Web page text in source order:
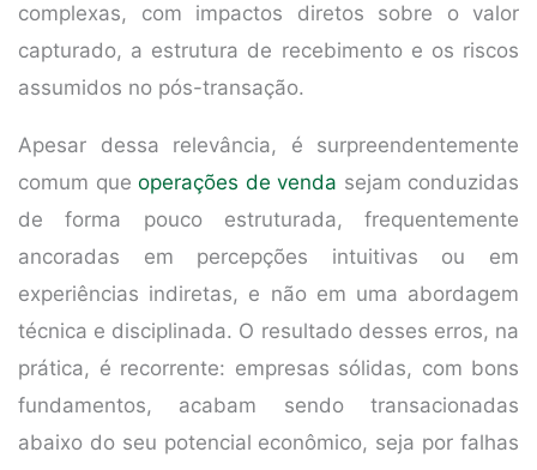
complexas, com impactos diretos sobre o valor
capturado, a estrutura de recebimento e os riscos
assumidos no pós-transação.
Apesar dessa relevância, é surpreendentemente
comum que operações de venda sejam conduzidas
de forma pouco estruturada, frequentemente
ancoradas em percepções intuitivas ou em
experiências indiretas, e não em uma abordagem
técnica e disciplinada. O resultado desses erros, na
prática, é recorrente: empresas sólidas, com bons
fundamentos, acabam sendo transacionadas
abaixo do seu potencial econômico, seja por falhas